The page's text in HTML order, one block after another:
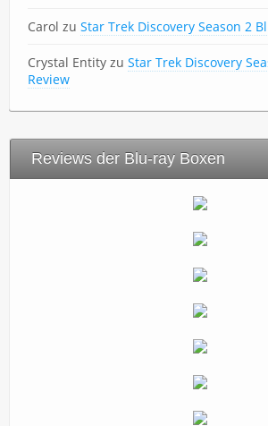
Carol zu Star Trek Discovery Season 2
Crystal Entity zu Star Trek Discovery
Review
Reviews der Blu-ray Boxen